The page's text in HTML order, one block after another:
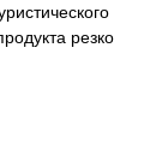
резко